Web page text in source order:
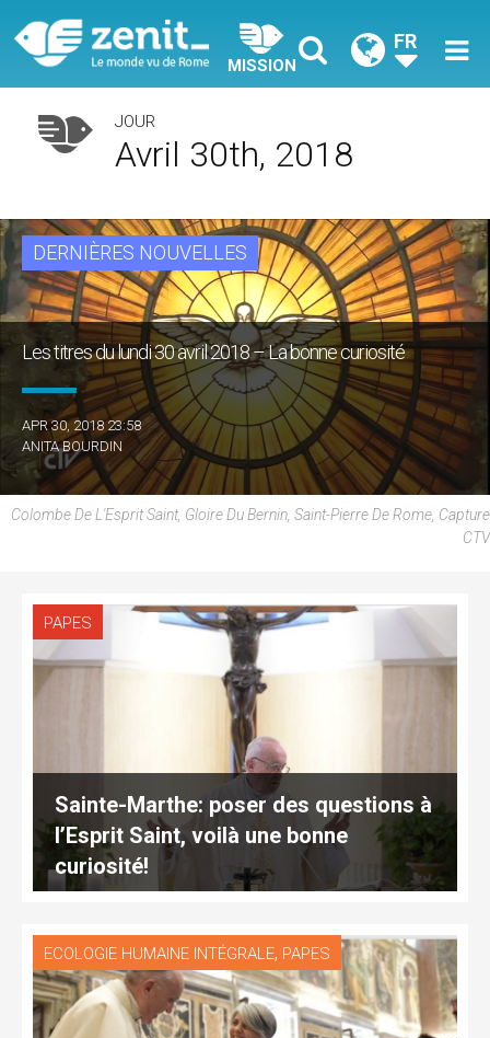
MISSION
FR
JOUR
Avril 30th, 2018
DERNIÈRES NOUVELLES
Les titres du lundi 30 avril 2018 – La bonne curiosité
APR 30, 2018 23:58
ANITA BOURDIN
Colombe De L'Esprit Saint, Gloire Du Bernin, Saint-Pierre De Rome, Capture
CTV
PAPES
Sainte-Marthe: poser des questions à
l’Esprit Saint, voilà une bonne
curiosité!
ECOLOGIE HUMAINE INTÉGRALE, PAPES